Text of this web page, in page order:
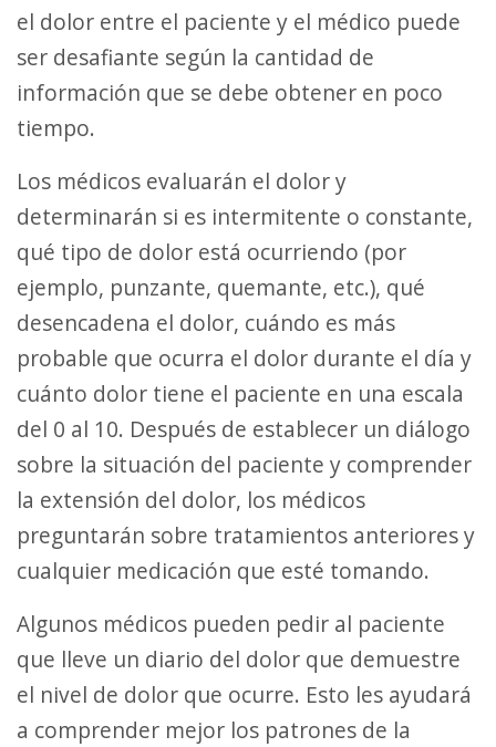
el dolor entre el paciente y el médico puede
ser desafiante según la cantidad de
información que se debe obtener en poco
tiempo.
Los médicos evaluarán el dolor y
determinarán si es intermitente o constante,
qué tipo de dolor está ocurriendo (por
ejemplo, punzante, quemante, etc.), qué
desencadena el dolor, cuándo es más
probable que ocurra el dolor durante el día y
cuánto dolor tiene el paciente en una escala
del 0 al 10. Después de establecer un diálogo
sobre la situación del paciente y comprender
la extensión del dolor, los médicos
preguntarán sobre tratamientos anteriores y
cualquier medicación que esté tomando.
Algunos médicos pueden pedir al paciente
que lleve un diario del dolor que demuestre
el nivel de dolor que ocurre. Esto les ayudará
a comprender mejor los patrones de la